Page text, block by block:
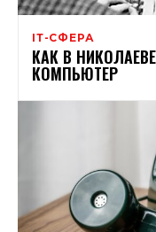
ІТ-СФЕРА
КАК В
КОМПЬЮТЕР